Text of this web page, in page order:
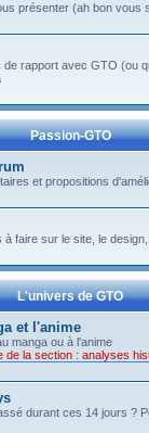
présenter (ah bon vous
de rapport avec GTO (ou
Passion-GTO
et propositions
à faire sur le site, le
L'univers de GTO
et l'anime
manga ou à l'anime
de la section : analyses
durant ces 14 jours ?